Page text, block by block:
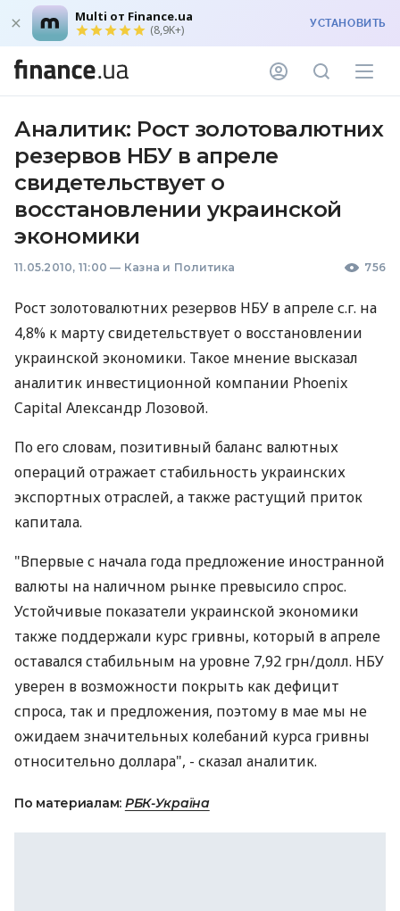
Multi от Finance.ua
(8,9K+) УСТАНОВИТЬ
Аналитик: Рост золотовалютних
резервов НБУ в апреле
свидетельствует о
восстановлении украинской
экономики
11.05.2010, 11:00 — Казна и Политика 756
Рост золотовалютних резервов НБУ в апреле с.г. на
4,8% к марту свидетельствует о восстановлении
украинской экономики. Такое мнение высказал
аналитик инвестиционной компании Phoenix
Capital Александр Лозовой.
По его словам, позитивный баланс валютных
операций отражает стабильность украинских
экспортных отраслей, а также растущий приток
капитала.
"Впервые с начала года предложение иностранной
валюты на наличном рынке превысило спрос.
Устойчивые показатели украинской экономики
также поддержали курс гривны, который в апреле
оставался стабильным на уровне 7,92 грн/долл. НБУ
уверен в возможности покрыть как дефицит
спроса, так и предложения, поэтому в мае мы не
ожидаем значительных колебаний курса гривны
относительно доллара", - сказал аналитик.
По материалам: РБК-Україна